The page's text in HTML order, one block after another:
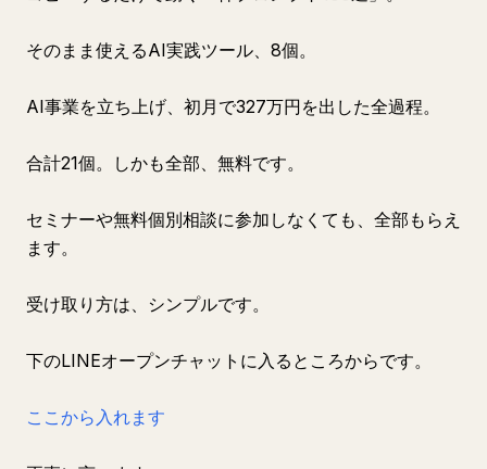
そのまま使えるAI実践ツール、8個。
AI事業を立ち上げ、初月で327万円を出した全過程。
合計21個。しかも全部、無料です。
セミナーや無料個別相談に参加しなくても、全部もらえ
ます。
受け取り方は、シンプルです。
下のLINEオープンチャットに入るところからです。
ここから入れます